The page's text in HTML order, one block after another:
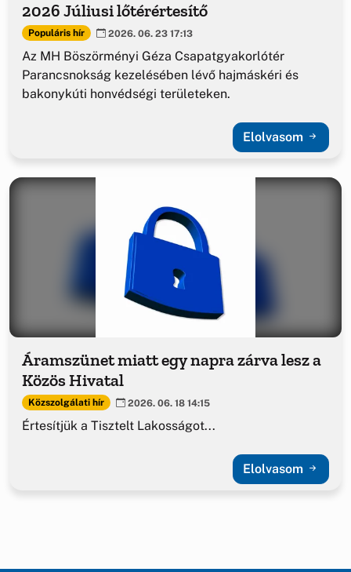
2026 Júliusi lőtérértesítő
Populáris hír 2026. 06. 23 17:13
Az MH Böszörményi Géza Csapatgyakorlótér
Parancsnokság kezelésében lévő hajmáskéri és
bakonykúti honvédségi területeken.
Elolvasom
Áramszünet miatt egy napra zárva lesz a
Közös Hivatal
Közszolgálati hír 2026. 06. 18 14:15
Értesítjük a Tisztelt Lakosságot...
Elolvasom